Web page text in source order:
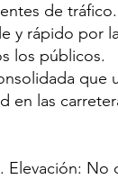
de tráfico.
y rápido por
los públicos.
que
en las
Elevación: No